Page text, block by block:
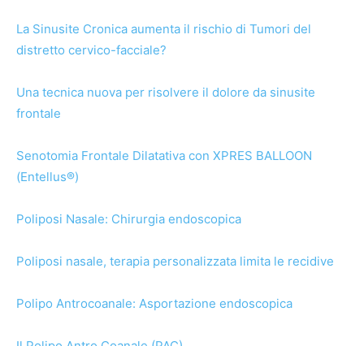
La Sinusite Cronica aumenta il rischio di Tumori del
distretto cervico-facciale?
Una tecnica nuova per risolvere il dolore da sinusite
frontale
Senotomia Frontale Dilatativa con XPRES BALLOON
(Entellus®)
Poliposi Nasale: Chirurgia endoscopica
Poliposi nasale, terapia personalizzata limita le recidive
Polipo Antrocoanale: Asportazione endoscopica